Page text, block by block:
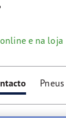
e na loja
Pneus